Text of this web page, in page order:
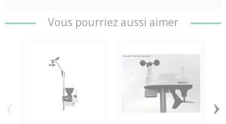
Vous pourriez aussi aimer
›